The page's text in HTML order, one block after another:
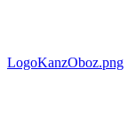
LogoKanzOboz.png